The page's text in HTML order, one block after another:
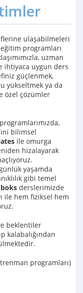
ulaşabilmeleri
programları
uzman
ihtiyaca uygun ders
güçlenmek,
yükseltmek ya da
özel çözümler
bilimsel
ile omurga
hizalayarak
yaşamda
gibi temel
derslerimizde
ile hem fiziksel hem
beklentiler
kalabalığından
programları)